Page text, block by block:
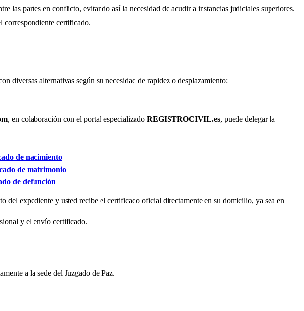
las partes en conflicto, evitando así la necesidad de acudir a instancias judiciales superiores.
correspondiente certificado.
diversas alternativas según su necesidad de rapidez o desplazamiento:
, en colaboración con el portal especializado REGISTROCIVIL.es, puede delegar la
de nacimiento
de matrimonio
de defunción
expediente y usted recibe el certificado oficial directamente en su domicilio, ya sea en
y el envío certificado.
a la sede del Juzgado de Paz.